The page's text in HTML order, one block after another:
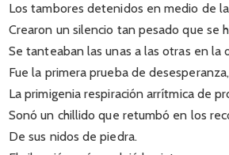
Los tambores detenidos en medio de
Crearon un silencio tan pesado que se
Se tanteaban las unas a las otras en la
Fue la primera prueba de desesperanza,
La primigenia respiración arrítmica de
Sonó un chillido que retumbó en los
De sus nidos de piedra.